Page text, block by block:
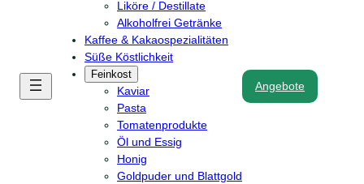
Liköre / Destillate
Alkoholfrei Getränke
Kaffee & Kakaospezialitäten
Süße Köstlichkeit
Feinkost
Kaviar
Pasta
Tomatenprodukte
Öl und Essig
Honig
Goldpuder und Blattgold
Angebote